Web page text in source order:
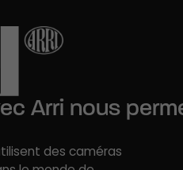
Arri nous
des caméras